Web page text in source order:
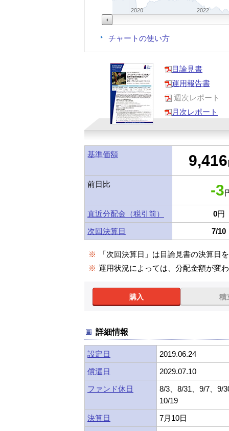
2020 2022
チャートの使い方
目論見書
運用報告書
週次レポート
月次レポート
基準価額 9,416
前日比 -3
直近分配金（税引前） 0円
次回決算日
7/10
※
「次回決算日」は目論見書の決算日
※ 運用状況によっては、分配金額が変
購入 積
詳細情報
設定日
2019.06.24
償還日
2029.07.10
ファンド休日
8/3、8/31、9/7、9/
10/19
決算日
7月10日